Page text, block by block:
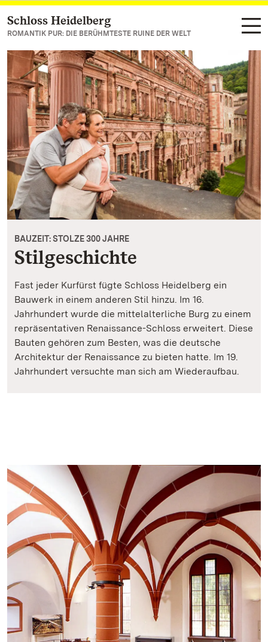
Zum Hauptinhalt springen
Schloss Heidelberg
ROMANTIK PUR: DIE BERÜHMTESTE RUINE DER WELT
BAUZEIT: STOLZE 300 JAHRE
Stilgeschichte
Fast jeder Kurfürst fügte Schloss Heidelberg ein
Bauwerk in einem anderen Stil hinzu. Im 16.
Jahrhundert wurde die mittelalterliche Burg zu einem
repräsentativen Renaissance-Schloss erweitert. Diese
Bauten gehören zum Besten, was die deutsche
Architektur der Renaissance zu bieten hatte. Im 19.
Jahrhundert versuchte man sich am Wiederaufbau.